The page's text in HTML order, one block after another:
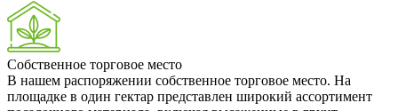
Собственное торговое место
В нашем распоряжении собственное торговое место. На
площадке в один гектар представлен широкий ассортимент